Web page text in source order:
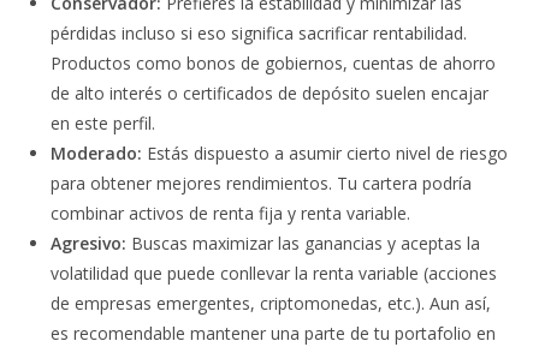
pérdidas incluso si eso significa sacrificar rentabilidad.
Productos como bonos de gobiernos, cuentas de ahorro
de alto interés o certificados de depósito suelen encajar
en este perfil.
Moderado: Estás dispuesto a asumir cierto nivel de riesgo
para obtener mejores rendimientos. Tu cartera podría
combinar activos de renta fija y renta variable.
Agresivo: Buscas maximizar las ganancias y aceptas la
volatilidad que puede conllevar la renta variable (acciones
de empresas emergentes, criptomonedas, etc.). Aun así,
es recomendable mantener una parte de tu portafolio en